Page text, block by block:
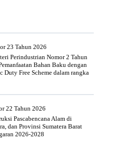
23 Tahun 2026
Perindustrian Nomor 2 Tahun
Bahan Baku dengan
Free Scheme dalam rangka
22 Tahun 2026
Pascabencana Alam di
dan Provinsi Sumatera Barat
2026-2028